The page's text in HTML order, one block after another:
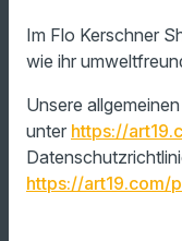
play_arrow
00:00
Im Flo Kerschner
wie ihr
Unsere
unter https://
https://art19.com/